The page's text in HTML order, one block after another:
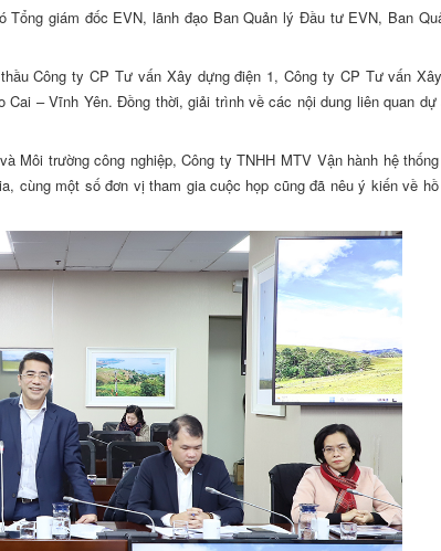
giám đốc EVN, lãnh đạo Ban Quản lý Đầu tư EVN, Ban
Công ty CP Tư vấn Xây dựng điện 1, Công ty CP Tư vấn
– Vĩnh Yên. Đồng thời, giải trình về các nội dung liên quan dự
Môi trường công nghiệp, Công ty TNHH MTV Vận hành hệ
cùng một số đơn vị tham gia cuộc họp cũng đã nêu ý kiến về